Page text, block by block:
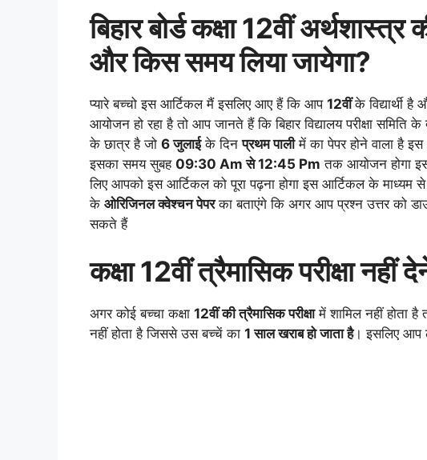
बिहार बोर्ड कक्षा 12वीं अर्थशास्त्र
और किस समय लिया जायेगा?
प्यारे बच्चो इस आर्टिकल मैं इसलिए आए हैं कि आप 12वींके विद्यार्थी
आयोजन हो रहा है तो आप जानते हैं कि बिहार विद्यालय परीक्षा समिति
के छात्र है जो 6 जुलाईके दिनप्रथम पालीमें का पेपर होने वाला है इस
इसका समय सुबह 09:30 Am से 12:45 Pm तक आयोजन होगा
लिए आपको इस आर्टिकल को पूरा पढ़ना होगा इस आर्टिकल के माध्यम से
के ओरिजिनल क्वेश्चन पेपरका बताएंगे कि अगर आप प्रश्न उत्तर को
सकते हैं
कक्षा 12वींत्रैमासिकपरीक्षा नहीं
अगर कोई बच्चा कक्षा 12वीं की त्रैमासिक परीक्षामें शामिल नहीं होता है
नहीं होता है जिससे उस बच्चें का 1 साल खराब हो जाता है। इसलिए आप